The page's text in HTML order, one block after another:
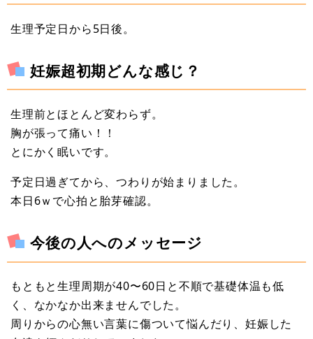
生理予定日から5日後。
妊娠超初期どんな感じ？
生理前とほとんど変わらず。
胸が張って痛い！！
とにかく眠いです。
予定日過ぎてから、つわりが始まりました。
本日6ｗで心拍と胎芽確認。
今後の人へのメッセージ
もともと生理周期が40〜60日と不順で基礎体温も低
く、なかなか出来ませんでした。
周りからの心無い言葉に傷ついて悩んだり、妊娠した